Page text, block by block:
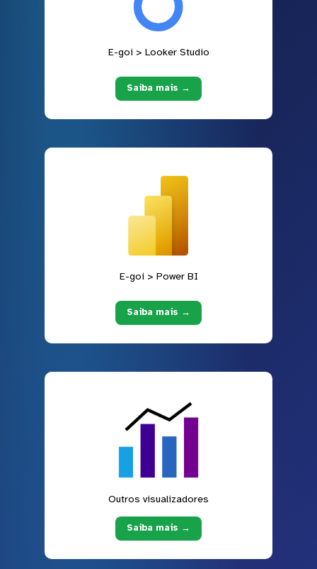
E-goi > Looker Studio
Saiba mais →
E-goi > Power BI
Saiba mais →
Outros visualizadores
Saiba mais →